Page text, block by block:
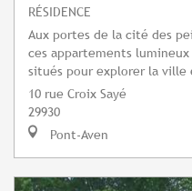
RÉSIDENCE
Aux portes de la cité des
ces appartements
situés pour explorer la ville
10 rue Croix Sayé
29930
Pont-Aven